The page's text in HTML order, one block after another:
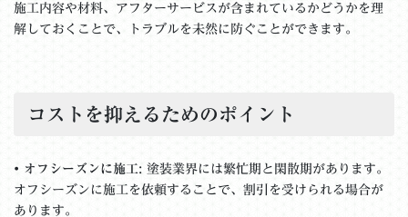
施工内容や材料、アフターサービスが含まれているかどうかを理
解しておくことで、トラブルを未然に防ぐことができます。
コストを抑えるためのポイント
• オフシーズンに施工: 塗装業界には繁忙期と閑散期があります。
オフシーズンに施工を依頼することで、割引を受けられる場合が
あります。